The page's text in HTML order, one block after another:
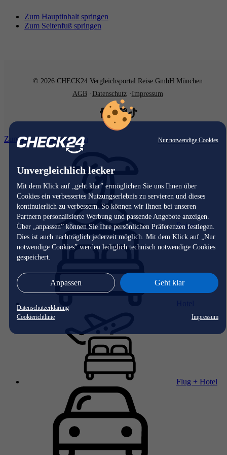
Nur notwendige Cookies
Unvergleichlich lecker
Mit dem Klick auf „geht klar” ermöglichen Sie uns Ihnen über
Cookies ein verbessertes Nutzungserlebnis zu servieren und dieses
kontinuierlich zu verbessern. So können wir Ihnen bei unseren
Partnern personalisierte Werbung und passende Angebote anzeigen.
Über „anpassen” können Sie Ihre persönlichen Präferenzen festlegen.
Dies ist auch nachträglich jederzeit möglich. Mit dem Klick auf „Nur
notwendige Cookies” werden lediglich technisch notwendige Cookies
gespeichert.
Anpassen Geht klar
Datenschutzerklärung
Cookierichtlinie
Impressum
Zum Hauptinhalt springen
Zum Seitenfuß springen
© 2026 CHECK24 Vergleichsportal Reise GmbH München
AGB
Datenschutz Impressum
Zum Hauptinhalt springen
Reise
Flug + Hotel